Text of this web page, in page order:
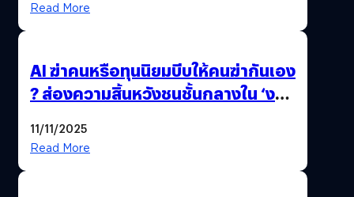
Read More
AI ฆ่าคนหรือทุนนิยมบีบให้คนฆ่ากันเอง
? ส่องความสิ้นหวังชนชั้นกลางใน ‘งาน
11/11/2025
Read More